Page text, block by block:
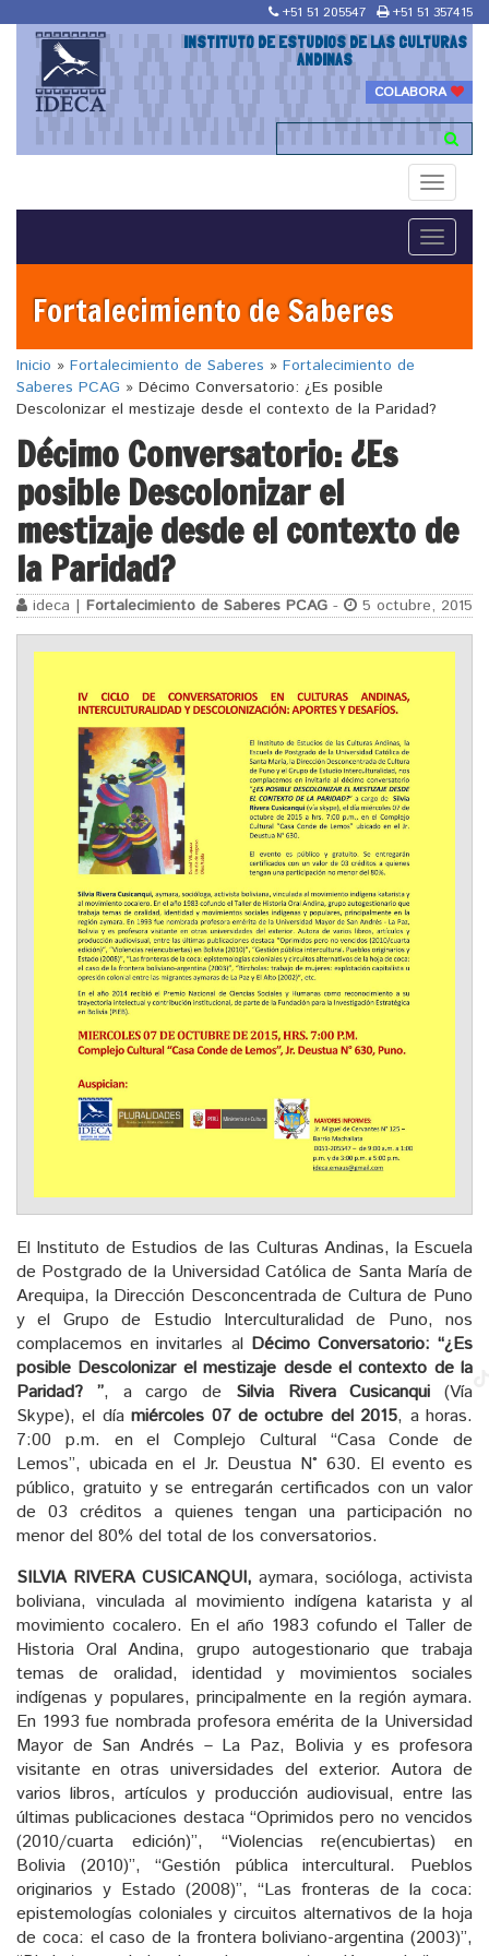
+51 51 205547 +51 51 357415
INSTITUTO DE ESTUDIOS DE LAS CULTURAS
ANDINAS
COLABORA
Toggle
Toggle
Fortalecimiento de Saberes
Inicio » Fortalecimiento de Saberes » Fortalecimiento de
Saberes PCAG » Décimo Conversatorio: ¿Es posible
Descolonizar el mestizaje desde el contexto de la Paridad?
Décimo Conversatorio: ¿Es
posible Descolonizar el
mestizaje desde el contexto de
la Paridad?
ideca | Fortalecimiento de Saberes PCAG - 5 octubre, 2015
El Instituto de Estudios de las Culturas Andinas, la Escuela
de Postgrado de la Universidad Católica de Santa María de
Arequipa, la Dirección Desconcentrada de Cultura de Puno
y el Grupo de Estudio Interculturalidad de Puno, nos
complacemos en invitarles al Décimo Conversatorio: “¿Es
posible Descolonizar el mestizaje desde el contexto de la
Paridad? ”, a cargo de Silvia Rivera Cusicanqui (Vía
Skype), el díamiércoles 07 de octubre del 2015, a horas.
7:00 p.m. en el Complejo Cultural “Casa Conde de
Lemos”, ubicada en el Jr. Deustua N° 630. El evento es
público, gratuito y se entregarán certificados con un valor
de 03 créditos a quienes tengan una participación no
menor del 80% del total de los conversatorios.
SILVIA RIVERA CUSICANQUI, aymara, socióloga, activista
boliviana, vinculada al movimiento indígena katarista y al
movimiento cocalero. En el año 1983 cofundo el Taller de
Historia Oral Andina, grupo autogestionario que trabaja
temas de oralidad, identidad y movimientos sociales
indígenas y populares, principalmente en la región aymara.
En 1993 fue nombrada profesora emérita de la Universidad
Mayor de San Andrés – La Paz, Bolivia y es profesora
visitante en otras universidades del exterior. Autora de
varios libros, artículos y producción audiovisual, entre las
últimas publicaciones destaca “Oprimidos pero no vencidos
(2010/cuarta edición)”, “Violencias re(encubiertas) en
Bolivia (2010)”, “Gestión pública intercultural. Pueblos
originarios y Estado (2008)”, “Las fronteras de la coca:
epistemologías coloniales y circuitos alternativos de la hoja
de coca: el caso de la frontera boliviano-argentina (2003)”,